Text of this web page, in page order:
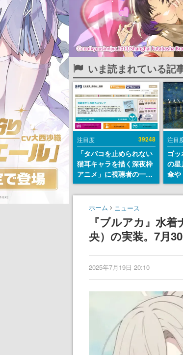
いま読まれている記
注目度 39248
「タバコを止められない
猫耳キャラを描く深夜枠
アニメ」に視聴者の一部
から批判意見。違法薬物
の使用と思しき描写も含
めて、BPOが議論を交わ
注目
ゴ
の星
傘や
登場
日間
ホーム ニュース
『ブルアカ』水
央）の実装。7月
2025年7月19日 20:10